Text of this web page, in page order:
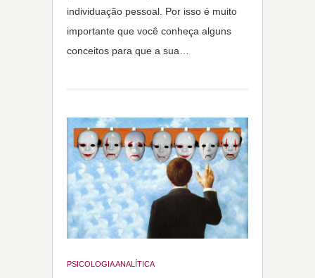
individuação pessoal. Por isso é muito
importante que você conheça alguns
conceitos para que a sua…
PSICOLOGIA ANALÍTICA